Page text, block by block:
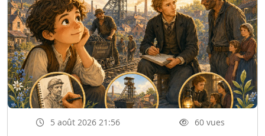
5 août 2026 21:56 60 vues